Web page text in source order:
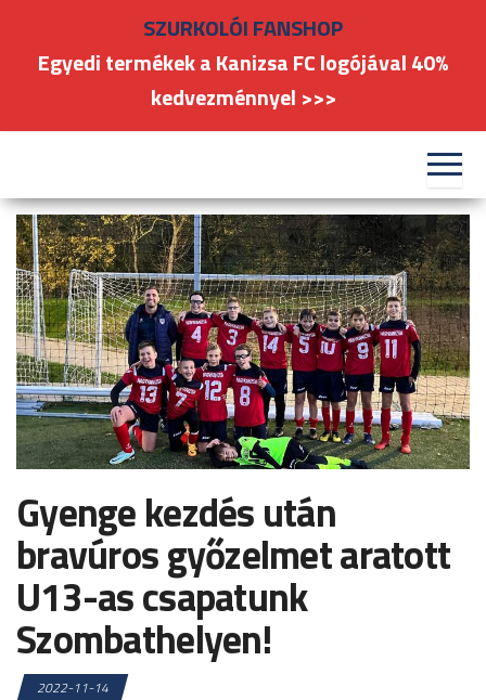
FC
#kanizsafoci
Gyenge kezdés után
bravúros győzelmet aratott
U13-as csapatunk
Szombathelyen!
2022-11-14
SZURKOLÓI FANSHOP
Egyedi termékek a Kanizsa FC logójával 40%
kedvezménnyel >>>